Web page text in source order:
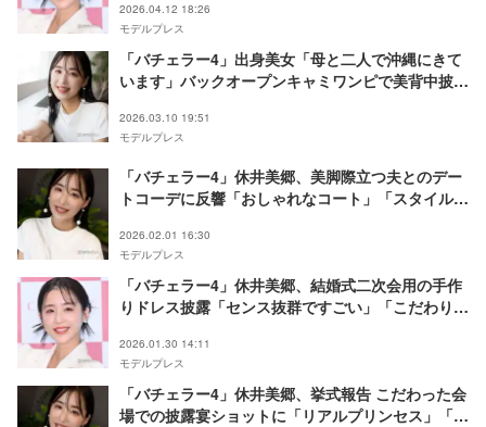
2026.04.12 18:26
モデルプレス
「バチェラー4」出身美女「母と二人で沖縄にきて
います」バックオープンキャミワンピで美背中披露
2026.03.10 19:51
モデルプレス
「バチェラー4」休井美郷、美脚際立つ夫とのデー
トコーデに反響「おしゃれなコート」「スタイル良
2026.02.01 16:30
モデルプレス
「バチェラー4」休井美郷、結婚式二次会用の手作
りドレス披露「センス抜群ですごい」「こだわり感
2026.01.30 14:11
モデルプレス
「バチェラー4」休井美郷、挙式報告 こだわった会
場での披露宴ショットに「リアルプリンセス」「ド